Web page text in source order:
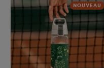
NOUVEAU